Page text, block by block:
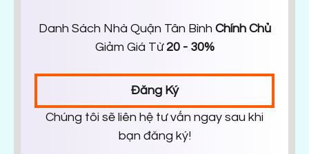
Danh Sách Nhà Quận Tân Bình Chính Chủ
Giảm Giá Từ 20 - 30%
Đăng Ký
Chúng tôi sẽ liên hệ tư vấn ngay sau khi
bạn đăng ký!